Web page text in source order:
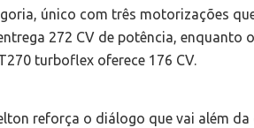
único com três motorizações
272 CV de potência, enquanto
turboflex oferece 176 CV.
reforça o diálogo que vai além